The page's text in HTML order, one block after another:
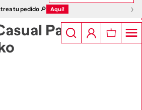
tu pedido 🔎 Aquí! ›
›
Para